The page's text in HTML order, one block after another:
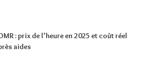
: prix de l’heure en 2025 et coût réel
aides